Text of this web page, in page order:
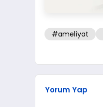
#ameliyat
Yorum Yap